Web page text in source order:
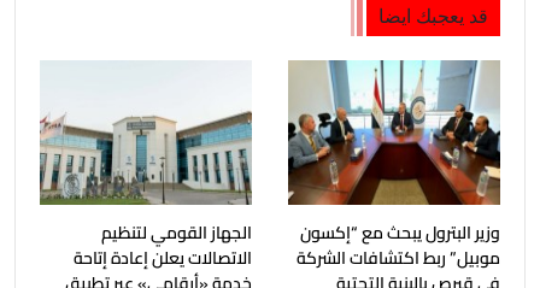
قد يعجبك ايضا
وزير البترول يبحث مع “إكسون
موبيل” ربط اكتشافات الشركة
الجهاز القومي لتنظيم
الاتصالات يعلن إعادة إتاحة